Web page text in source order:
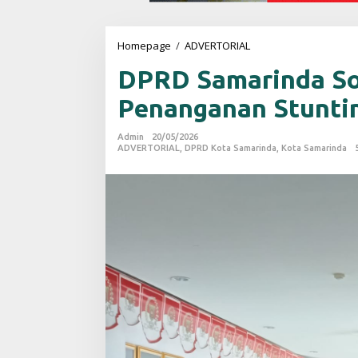
Homepage / ADVERTORIAL
R
D
S
a
a
i
e
t
DPRD Samarinda
Penanganan
Admin
20/05/2026
ADVERTORIAL
DPRD Kota Samarinda Kota Samarinda